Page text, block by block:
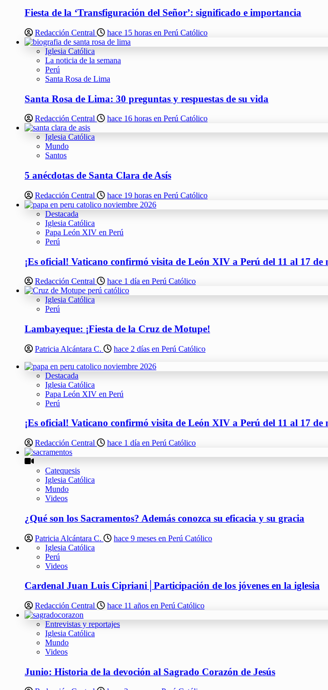
Fiesta de la ‘Transfiguración del Señor’: significado e importancia
Redacción Central hace 15 horas en Perú Católico
Iglesia Católica
La noticia de la semana
Perú
Santa Rosa de Lima
Santa Rosa de Lima: 30 preguntas y respuestas de su vida
Redacción Central hace 16 horas en Perú Católico
Iglesia Católica
Mundo
Santos
5 anécdotas de Santa Clara de Asís
Redacción Central hace 19 horas en Perú Católico
Destacada
Iglesia Católica
Papa León XIV en Perú
Perú
¡Es oficial! Vaticano confirmó visita de León XIV a Perú del 11 al 17
Redacción Central hace 1 día en Perú Católico
Iglesia Católica
Perú
Lambayeque: ¡Fiesta de la Cruz de Motupe!
Patricia Alcántara C. hace 2 días en Perú Católico
Destacada
Iglesia Católica
Papa León XIV en Perú
Perú
¡Es oficial! Vaticano confirmó visita de León XIV a Perú del 11 al 17
Redacción Central hace 1 día en Perú Católico
Catequesis
Iglesia Católica
Mundo
Videos
¿Qué son los Sacramentos? Además conozca su eficacia y su gracia
Patricia Alcántara C.
hace 9 meses en Perú Católico
Iglesia Católica
Perú
Videos
Cardenal Juan Luis Cipriani│Participación de los jóvenes en la iglesia
Redacción Central hace 11 años en Perú Católico
Entrevistas y reportajes
Iglesia Católica
Mundo
Videos
Junio: Historia de la devoción al Sagrado Corazón de Jesús